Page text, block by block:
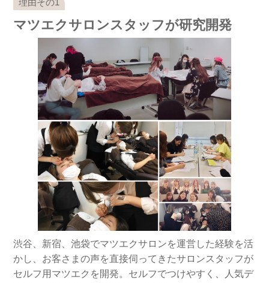
マツエクサロンスタッフが研究開発
渋谷、新宿、池袋でマツエクサロンを運営した経験を活
かし、お客さまの声を直接伺ってきたサロンスタッフが
セルフ用マツエクを開発。セルフでつけやすく、人気デ